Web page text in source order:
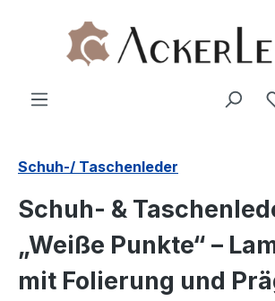
Zum Hauptinhalt springen
Schuh-/ Taschenleder
Schuh- &
„Weiße Punkte“ –
mit Folierung und